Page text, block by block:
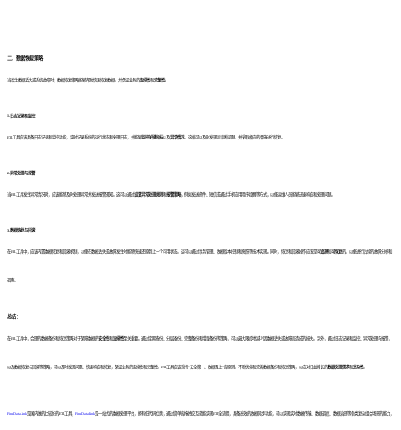
二、数据恢复策略
当发生数据丢失或系统故障时，数据恢复策略能够帮助快速恢复数据，并保证业务的连续性和 完整性。
1.日志记录和监控
ETL工具应该具备日志记录和监控功能，实时记录系统的运行状态和处理日志，并能够监控关键指标以及异常情况。这样可以及时发现和诊断问题，并采取相应的措施进行恢复。
2.异常处理与报警
当ETL工具发生异常情况时，应该能够及时处理异常并发送报警通知。这可以通过设置异常处理规则 和 报警策略，例如发送邮件、短信或通过手机应用程序提醒等方式，以便运维人员能够迅速响应和处理问题。
3.数据恢复与回滚
在ETL工具中，应该内置数据恢复和回滚机制，以便在数据丢失或故障发生时能够快速还原到上一个可用状态。这可以通过事务管理、数据版本控制和快照等技术实现。同时，恢复和回滚操作应该是可追溯和 可恢复的，以便进行后续的故障分析和
调整。
总结：
在ETL工具中，合理的数据备份和恢复策略对于保障数据的安全性和 连续性至关重要。通过定期备份、分层备份、完整备份和增量备份等策略，可以最大限度地减少因数据丢失或故障而造成的损失。另外，通过日志记录和监控、异常处理与报警，
以及数据恢复与回滚等策略，可以及时发现问题、快速响应和恢复，保证业务的连续性和完整性。ETL工具应该秉持“安全第一、数据至上”的原则，不断优化和完善数据备份和恢复策略，以应对日益增长的 数据处理需求和 复杂性。
FineDataLink是国内做的比较好的ETL工具， FineDataLink是一站式的数据处理平台，拥有低代码优势，通过简单的拖拽交互就能实现ETL全流程，具备高效的数据同步功能，可以实现实时数据传输、数据调度、数据治理等各类复杂组合场景的能力，